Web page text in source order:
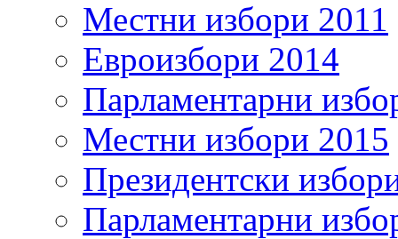
Местни избори 2011
Евроизбори 2014
Парламентарни
Местни избори 2015
Президентски
Парламентарни